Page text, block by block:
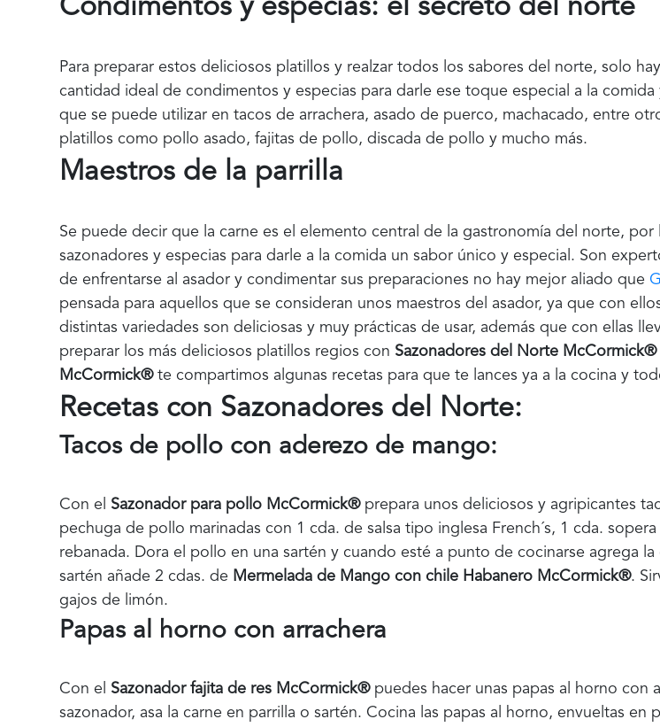
Condimentos y especias: el secreto del norte
Para preparar estos deliciosos platillos y realzar todos los sabores del norte, solo
cantidad ideal de condimentos y especias para darle ese toque especial a la
que se puede utilizar en tacos de arrachera, asado de puerco, machacado, entre
platillos como pollo asado, fajitas de pollo, discada de pollo y mucho más.
Maestros de la parrilla
Se puede decir que la carne es el elemento central de la gastronomía del norte,
sazonadores y especias para darle a la comida un sabor único y especial. Son
de enfrentarse al asador y condimentar sus preparaciones no hay mejor aliado que
pensada para aquellos que se consideran unos maestros del asador, ya que con
distintas variedades son deliciosas y muy prácticas de usar, además que con ellas
preparar los más deliciosos platillos regios con Sazonadores del Norte McCormick®
McCormick®te compartimos algunas recetas para que te lances ya a la cocina y
Recetas con Sazonadores del Norte:
Tacos de pollo con aderezo de mango:
Con el Sazonador para pollo McCormick®prepara unos deliciosos y agripicantes
pechuga de pollo marinadas con 1 cda. de salsa tipo inglesa French´s, 1 cda.
rebanada. Dora el pollo en una sartén y cuando esté a punto de cocinarse agrega
sartén añade 2 cdas. de Mermelada de Mango con chile Habanero McCormick®.
gajos de limón.
Papas al horno con arrachera
Con el Sazonador fajita de res McCormick®puedes hacer unas papas al horno con
sazonador, asa la carne en parrilla o sartén. Cocina las papas al horno, envueltas